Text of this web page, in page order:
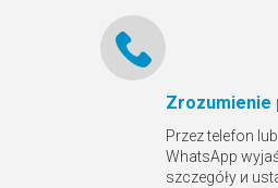
Zrozumienie
Przez telefon
WhatsApp
szczegóły и